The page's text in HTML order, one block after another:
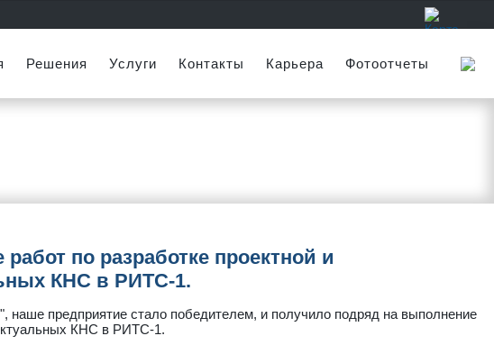
Решения Услуги Контакты Карьера Фотоотчеты
по разработке проектной и
КНС в РИТС-1.
предприятие стало победителем, и получило подряд на выполнение
КНС в РИТС-1.